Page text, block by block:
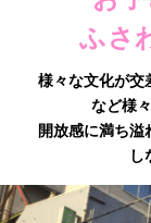
ふさ
様々な文化が交
など様
開放感に満ち溢
し